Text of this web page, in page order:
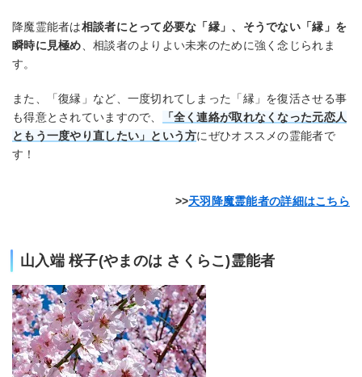
降魔霊能者は相談者にとって必要な「縁」、そうでない「縁」を
瞬時に見極め、相談者のよりよい未来のために強く念じられま
す。
また、「復縁」など、一度切れてしまった「縁」を復活させる事
も得意とされていますので、
「全く連絡が取れなくなった元恋人
ともう一度やり直したい」という方にぜひオススメの霊能者で
す！
天羽降魔霊能者の詳細はこちら
山入端 桜子(やまのは さくらこ)霊能者